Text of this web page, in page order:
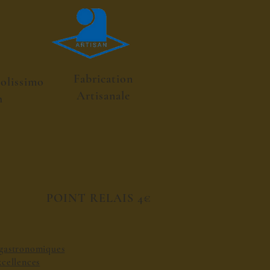
Fabrication
Artisanale
POINT RELAIS 4€